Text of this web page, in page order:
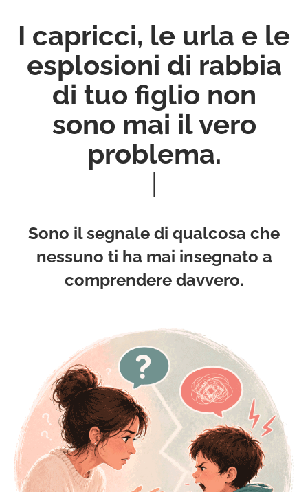
I capricci, le urla e le
esplosioni di rabbia
di tuo figlio non
sono mai il vero
problema.
|
Sono il segnale di qualcosa che
nessuno ti ha mai insegnato a
comprendere davvero.